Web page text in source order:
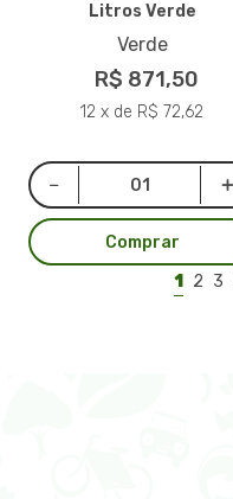
Litros Verde
Verde
R$ 871,50
12 x de R$ 72,62
Comprar
1
2 3